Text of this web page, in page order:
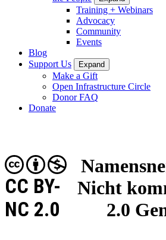
Training + Webinars
Advocacy
Community
Events
Blog
Support Us
Expand
Make a Gift
Open Infrastructure Circle
Donor FAQ
Donate
Nicht
2.0
CC BY-
NC 2.0